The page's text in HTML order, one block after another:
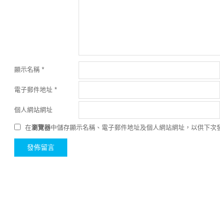
顯示名稱 *
電子郵件地址 *
個人網站網址
在瀏覽器中儲存顯示名稱、電子郵件地址及個人網站網址，以供下次